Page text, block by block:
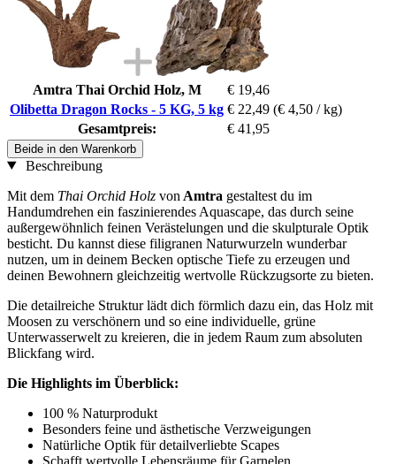
Amtra Thai Orchid Holz, M
€ 19,46
Olibetta Dragon Rocks - 5 KG, 5 kg € 22,49 (€ 4,50 / kg)
Gesamtpreis:
€ 41,95
Beide in den Warenkorb
Beschreibung
Mit dem Thai Orchid Holz von Amtra gestaltest du im
Handumdrehen ein faszinierendes Aquascape, das durch seine
außergewöhnlich feinen Verästelungen und die skulpturale Optik
besticht. Du kannst diese filigranen Naturwurzeln wunderbar
nutzen, um in deinem Becken optische Tiefe zu erzeugen und
deinen Bewohnern gleichzeitig wertvolle Rückzugsorte zu bieten.
Die detailreiche Struktur lädt dich förmlich dazu ein, das Holz mit
Moosen zu verschönern und so eine individuelle, grüne
Unterwasserwelt zu kreieren, die in jedem Raum zum absoluten
Blickfang wird.
Die Highlights im Überblick:
100 % Naturprodukt
Besonders feine und ästhetische Verzweigungen
Natürliche Optik für detailverliebte Scapes
Schafft wertvolle Lebensräume für Garnelen